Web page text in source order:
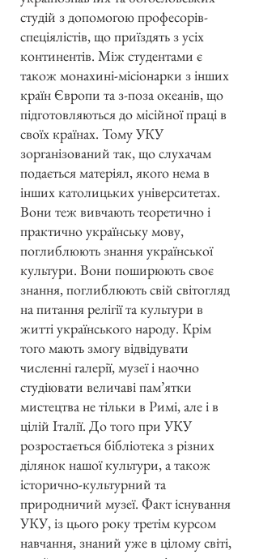
студій з допомогою професорів-
спеціялістів, що приїздять з усіх
континентів. Між студентами є
також монахині-місіонарки з інших
країн Європи та з-поза океанів, що
підготовляються до місійної праці в
своїх країнах. Тому УКУ
зорганізований так, що слухачам
подається матеріял, якого нема в
інших католицьких університетах.
Вони теж вивчають теоретично і
практично українську мову,
поглиблюють знання української
культури. Вони поширюють своє
знання, поглиблюють свій світогляд
на питання релігії та культури в
житті українського народу. Крім
того мають змогу відвідувати
численні галерії, музеї і наочно
студіювати величаві пам’ятки
мистецтва не тільки в Римі, але і в
цілій Італії. До того при УКУ
розростається бібліотека з різних
ділянок нашої культури, а також
історично-культурний та
природничий музеї. Факт існування
УКУ, із цього року третім курсом
навчання, знаний уже в цілому світі,